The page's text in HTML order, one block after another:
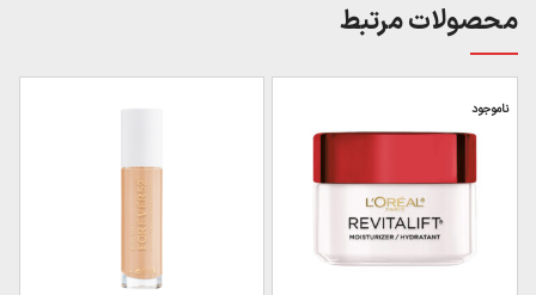
محصولات مرتبط
ناموجود